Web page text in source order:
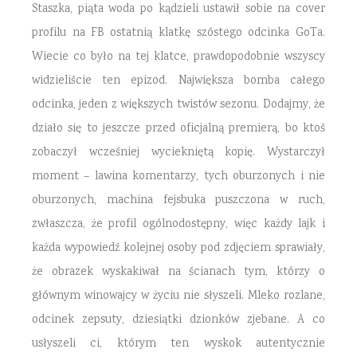
Staszka, piąta woda po kądzieli ustawił sobie na cover
profilu na FB ostatnią klatkę szóstego odcinka GoTa.
Wiecie co było na tej klatce, prawdopodobnie wszyscy
widzieliście ten epizod. Największa bomba całego
odcinka, jeden z większych twistów sezonu. Dodajmy, że
działo się to jeszcze przed oficjalną premierą, bo ktoś
zobaczył wcześniej wyciekniętą kopię. Wystarczył
moment – lawina komentarzy, tych oburzonych i nie
oburzonych, machina fejsbuka puszczona w ruch,
zwłaszcza, że profil ogólnodostępny, więc każdy lajk i
każda wypowiedź kolejnej osoby pod zdjęciem sprawiały,
że obrazek wyskakiwał na ścianach tym, którzy o
głównym winowajcy w życiu nie słyszeli. Mleko rozlane,
odcinek zepsuty, dziesiątki dzionków zjebane. A co
usłyszeli ci, którym ten wyskok autentycznie